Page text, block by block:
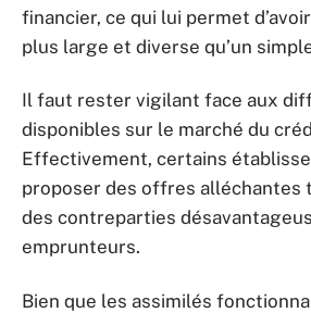
financier, ce qui lui permet
plus large et diverse qu’un
Il faut rester vigilant face aux
disponibles sur le marché du
Effectivement, certains
proposer des offres alléchantes
des contreparties
emprunteurs.
Bien que les assimilés